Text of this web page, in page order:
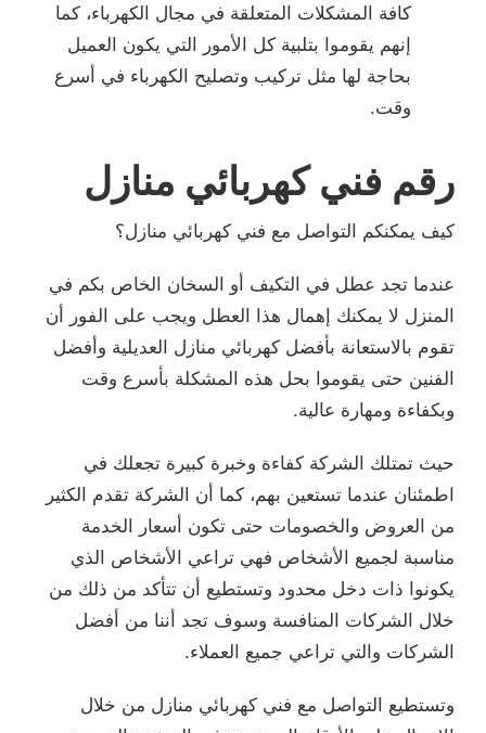
كافة المشكلات المتعلقة في مجال الكهرباء، كما
إنهم يقوموا بتلبية كل الأمور التي يكون العميل
بحاجة لها مثل تركيب وتصليح الكهرباء في أسرع
وقت.
رقم فني كهربائي منازل
كيف يمكنكم التواصل مع فني كهربائي منازل؟
عندما تجد عطل في التكيف أو السخان الخاص بكم في
المنزل لا يمكنك إهمال هذا العطل ويجب على الفور أن
تقوم بالاستعانة بأفضل كهربائي منازل العديلية وأفضل
الفنين حتى يقوموا بحل هذه المشكلة بأسرع وقت
وبكفاءة ومهارة عالية.
حيث تمتلك الشركة كفاءة وخبرة كبيرة تجعلك في
اطمئنان عندما تستعين بهم، كما أن الشركة تقدم الكثير
من العروض والخصومات حتى تكون أسعار الخدمة
مناسبة لجميع الأشخاص فهي تراعي الأشخاص الذي
يكونوا ذات دخل محدود وتستطيع أن تتأكد من ذلك من
خلال الشركات المنافسة وسوف تجد أننا من أفضل
الشركات والتي تراعي جميع العملاء.
وتستطيع التواصل مع فني كهربائي منازل من خلال